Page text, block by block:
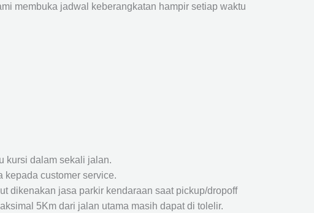
membuka jadwal keberangkatan hampir setiap waktu
kursi dalam sekali jalan.
kepada customer service.
dikenakan jasa parkir kendaraan saat pickup/dropoff
5Km dari jalan utama masih dapat di tolelir.